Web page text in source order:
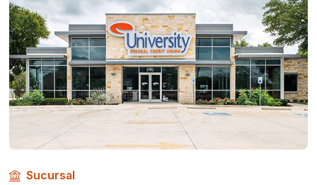
Sucursal